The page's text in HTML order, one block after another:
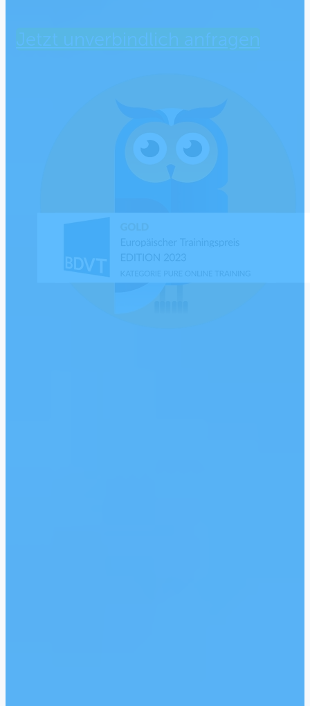
Jetzt unverbindlich anfragen